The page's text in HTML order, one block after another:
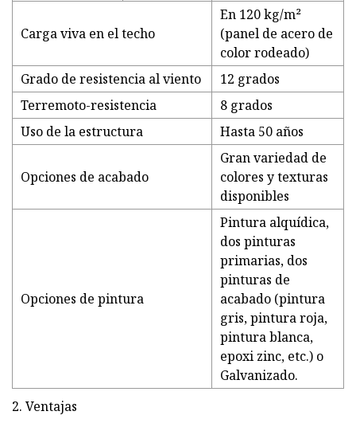
Carga viva en el techo
En 120 kg/m²
(panel de acero de
color rodeado)
Grado de resistencia al viento
12 grados
Terremoto-resistencia
8 grados
Uso de la estructura
Hasta 50 años
Opciones de acabado
Gran variedad de
colores y texturas
disponibles
Opciones de pintura
Pintura alquídica,
dos pinturas
primarias, dos
pinturas de
acabado (pintura
gris, pintura roja,
pintura blanca,
epoxi zinc, etc.) o
Galvanizado.
2. Ventajas